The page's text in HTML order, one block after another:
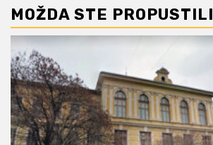
MOŽDA STE PROPUSTILI